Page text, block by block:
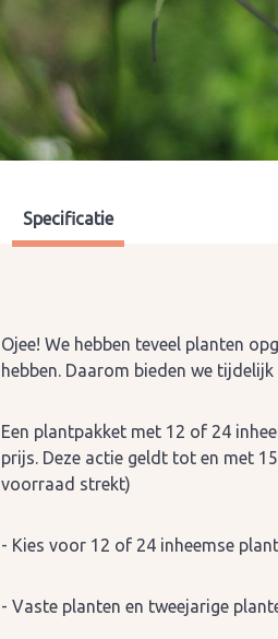
Specificatie
Ojee! We hebben teveel planten
hebben. Daarom bieden we
Een plantpakket met 12 of 24
prijs. Deze actie geldt tot en met
voorraad strekt)
- Kies voor 12 of 24 inheemse
- Vaste planten en tweejarige